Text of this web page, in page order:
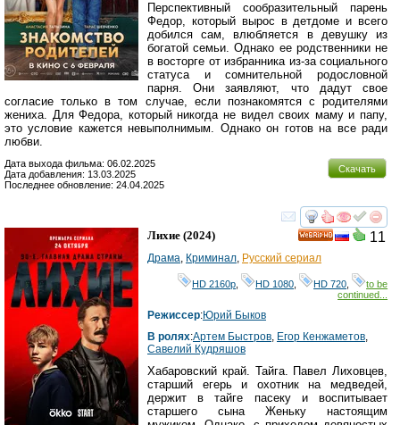
Перспективный сообразительный парень
Федор, который вырос в детдоме и всего
добился сам, влюбляется в девушку из
богатой семьи. Однако ее родственники не
в восторге от избранника из-за социального
статуса и сомнительной родословной
парня. Они заявляют, что дадут свое
согласие только в том случае, если познакомятся с родителями
жениха. Для Федора, который никогда не видел своих маму и папу,
это условие кажется невыполнимым. Однако он готов на все ради
любви.
Скачать
Дата выхода фильма: 06.02.2025
Дата добавления: 13.03.2025
Последнее обновление: 24.04.2025
смотреть
11
Лихие (2024)
Драма, Криминал, Русский сериал
HD 2160р HD 1080 HD 720
to be
continued...
Режиссер:Юрий Быков
В ролях:Артем Быстров, Егор Кенжаметов,
Савелий Кудряшов
Хабаровский край. Тайга. Павел Лиховцев,
старший егерь и охотник на медведей,
держит в тайге пасеку и воспитывает
старшего сына Женьку настоящим